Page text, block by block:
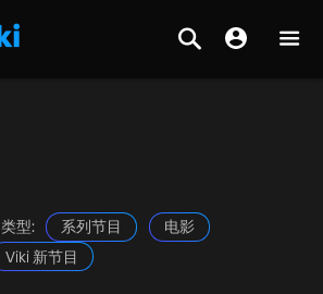
类型: 系列节目
电影
Viki 新节目